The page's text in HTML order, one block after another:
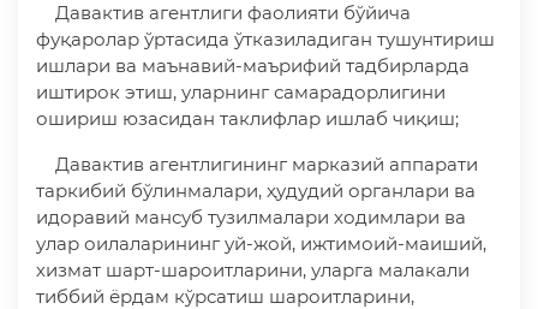
Давактив агентлиги фаолияти бўйича
фуқаролар ўртасида ўтказиладиган тушунтириш
ишлари ва маънавий-маърифий тадбирларда
иштирок этиш, уларнинг самарадорлигини
ошириш юзасидан таклифлар ишлаб чиқиш;
Давактив агентлигининг марказий аппарати
таркибий бўлинмалари, ҳудудий органлари ва
идоравий мансуб тузилмалари ходимлари ва
улар оилаларининг уй-жой, ижтимоий-маиший,
хизмат шарт-шароитларини, уларга малакали
тиббий ёрдам кўрсатиш шароитларини,